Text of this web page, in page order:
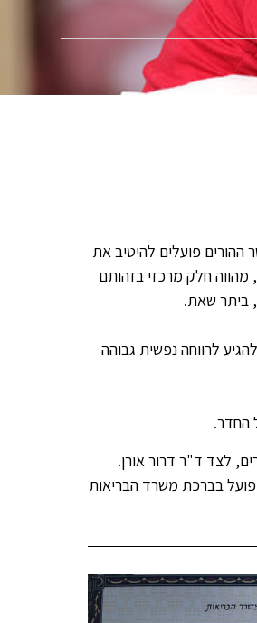
ההורים פועלים להיטיב את
חלק מרכזי בזהותם
ביתר שאת.
לרווחה נפשית גבוהה
החדר.
לצד ד"ר דרור אורן.
פועל בברכת משרד הבריאות